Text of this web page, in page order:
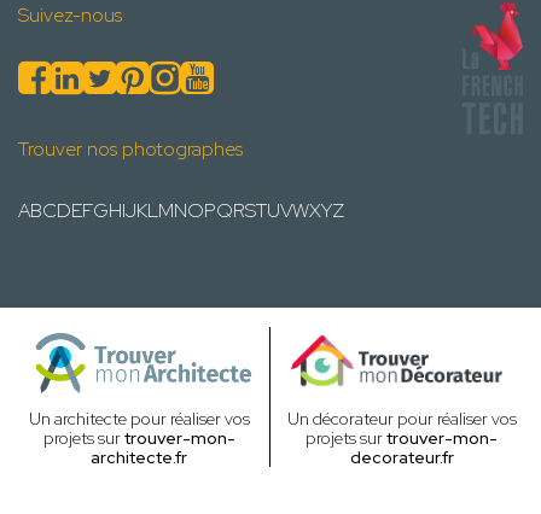
Suivez-nous
Trouver nos photographes
ABCDEFGHIJKLMNOPQRSTUVWXYZ
Un architecte pour réaliser vos
projets surtrouver-mon-
architecte.fr
Un décorateur pour réaliser vos
projets surtrouver-mon-
decorateur.fr